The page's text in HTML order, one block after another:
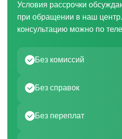
Условия рассрочки
при обращении в наш
консультацию можно по
Без комиссий
Без справок
Без переплат